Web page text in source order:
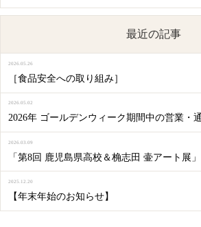
最近の記事
［食品安全への取り組み］
2026.05.26
2026年 ゴールデンウィーク期間中の営業・
2026.05.02
「第8回 鹿児島県高校＆桷志田 壷アート展
2026.03.09
【年末年始のお知らせ】
2025.12.20